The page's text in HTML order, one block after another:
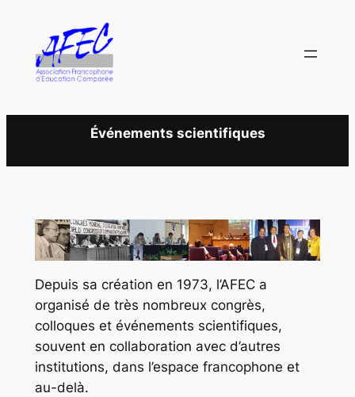
contenu
Événements scientifiques
Depuis sa création en 1973, l’AFEC a
organisé de très nombreux congrès,
colloques et événements scientifiques,
souvent en collaboration avec d’autres
institutions, dans l’espace francophone et
au-delà.